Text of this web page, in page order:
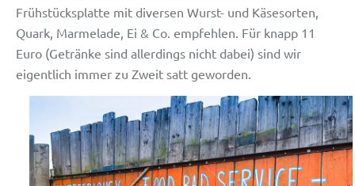
Frühstücksplatte mit diversen Wurst- und Käsesorten,
Quark, Marmelade, Ei & Co. empfehlen. Für knapp 11
Euro (Getränke sind allerdings nicht dabei) sind wir
eigentlich immer zu Zweit satt geworden.